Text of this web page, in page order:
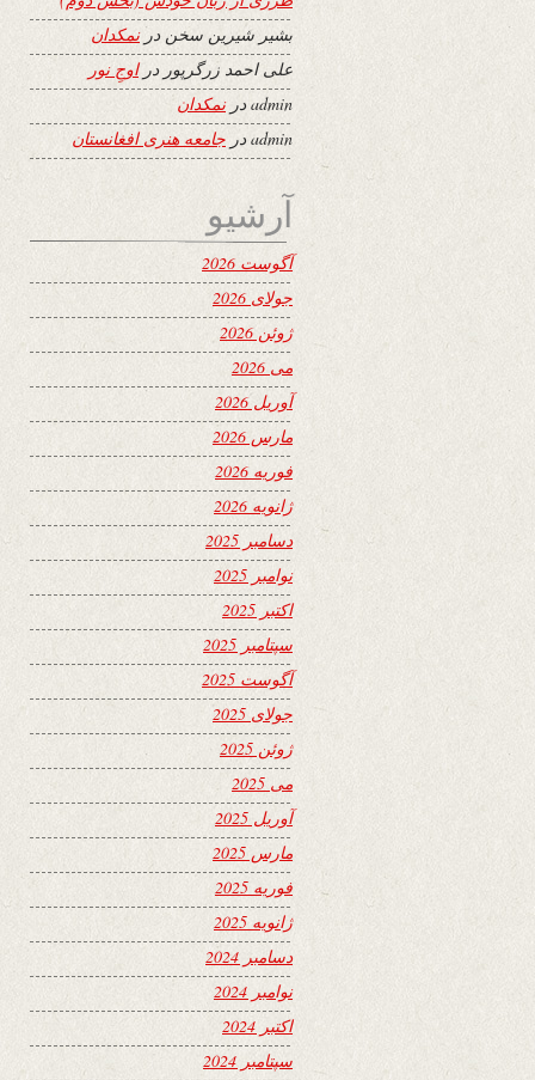
بشیر شیرین سخن درنمکدان
علی احمد زرگرپور دراوجِ نور
adminدرنمکدان
admin در جامعه هنری افغانستان
آرشیو
آگوست 2026
جولای 2026
ژوئن 2026
می 2026
آوریل 2026
مارس 2026
فوریه 2026
ژانویه 2026
دسامبر 2025
نوامبر 2025
اکتبر 2025
سپتامبر 2025
آگوست 2025
جولای 2025
ژوئن 2025
می 2025
آوریل 2025
مارس 2025
فوریه 2025
ژانویه 2025
دسامبر 2024
نوامبر 2024
اکتبر 2024
سپتامبر 2024